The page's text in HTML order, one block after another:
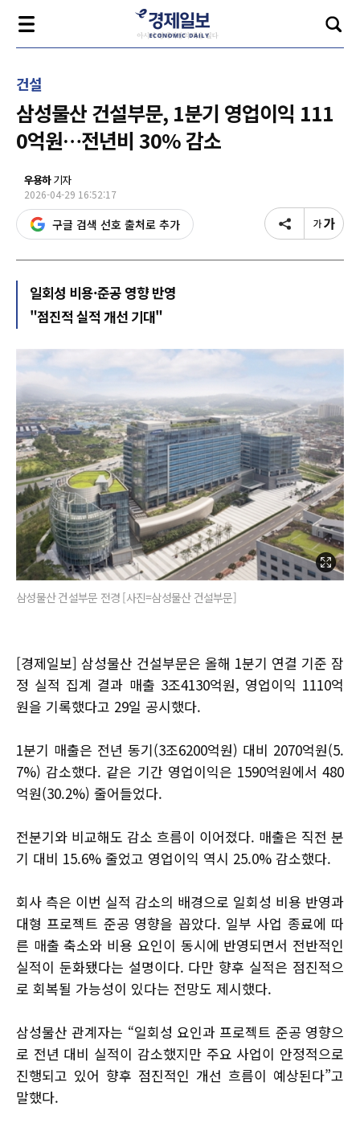
건설
삼성물산 건설부문, 1분기 영업이익 111
0억원…전년비 30% 감소
우용하기자
2026-04-29 16:52:17
구글 검색 선호 출처로 추가
일회성 비용·준공 영향 반영
"점진적 실적 개선 기대"
삼성물산 건설부문 전경 [사진=삼성물산 건설부문]
[경제일보] 삼성물산 건설부문은 올해 1분기 연결 기준 잠
정 실적 집계 결과 매출 3조4130억원, 영업이익 1110억
원을 기록했다고 29일 공시했다.
1분기 매출은 전년 동기(3조6200억원) 대비 2070억원(5.
7%) 감소했다. 같은 기간 영업이익은 1590억원에서 480
억원(30.2%) 줄어들었다.
전분기와 비교해도 감소 흐름이 이어졌다. 매출은 직전 분
기 대비 15.6% 줄었고 영업이익 역시 25.0% 감소했다.
회사 측은 이번 실적 감소의 배경으로 일회성 비용 반영과
대형 프로젝트 준공 영향을 꼽았다. 일부 사업 종료에 따
른 매출 축소와 비용 요인이 동시에 반영되면서 전반적인
실적이 둔화됐다는 설명이다. 다만 향후 실적은 점진적으
로 회복될 가능성이 있다는 전망도 제시했다.
삼성물산 관계자는 “일회성 요인과 프로젝트 준공 영향으
로 전년 대비 실적이 감소했지만 주요 사업이 안정적으로
진행되고 있어 향후 점진적인 개선 흐름이 예상된다”고
말했다.